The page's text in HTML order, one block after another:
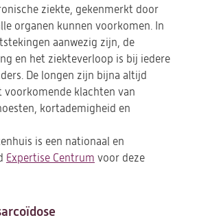
ziekte, gekenmerkt door
organen kunnen voorkomen. In
aanwezig zijn, de
en het ziekteverloop is bij iedere
De longen zijn bijna altijd
voorkomende klachten van
kortademigheid en
is een nationaal en
Expertise Centrum voor deze